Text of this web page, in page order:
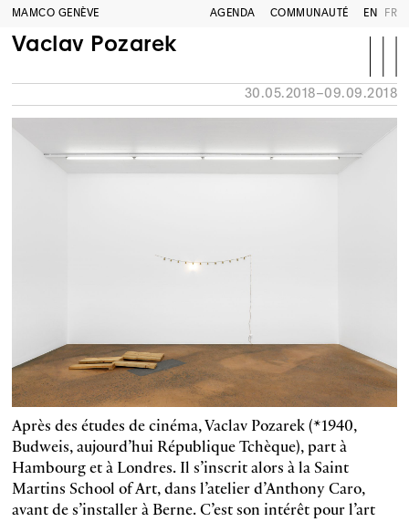
MAMCO GENÈVE AGENDA COMMUNAUTÉ EN FR
Vaclav Pozarek
30.05.2018–09.09.2018
Après des études de cinéma, Vaclav Pozarek (*1940,
Budweis, aujourd’hui République Tchèque), part à
Hambourg et à Londres. Il s’inscrit alors à la Saint
Martins School of Art, dans l’atelier d’Anthony Caro,
avant de s’installer à Berne. C’est son intérêt pour l’art